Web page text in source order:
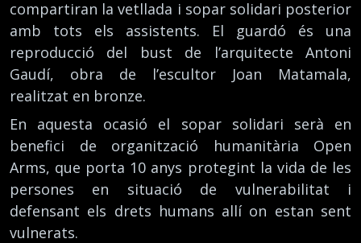
compartiran la vetllada i sopar solidari posterior
amb tots els assistents. El guardó és una
reproducció del bust de l’arquitecte Antoni
Gaudí, obra de l’escultor Joan Matamala,
realitzat en bronze.
En aquesta ocasió el sopar solidari serà en
benefici de organització humanitària Open
Arms, que porta 10 anys protegint la vida de les
persones en situació de vulnerabilitat i
defensant els drets humans allí on estan sent
vulnerats.